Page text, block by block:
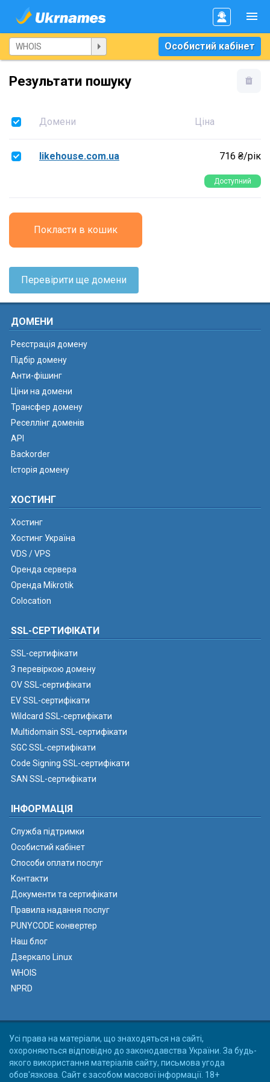
Особистий кабінет
Результати пошуку
Домени Ціна
likehouse.com.ua 716 ₴/рік
Доступний
Покласти в кошик
Перевірити ще домени
ДОМЕНИ
Реєстрація домену
Підбір домену
Анти-фішинг
Ціни на домени
Трансфер домену
Реселлінг доменів
API
Backorder
Історія домену
ХОСТИНГ
Хостинг
Хостинг Україна
VDS / VPS
Оренда сервера
Оренда Mikrotik
Colocation
SSL-СЕРТИФІКАТИ
SSL-сертифікати
З перевіркою домену
OV SSL-сертифікати
EV SSL-сертифікати
Wildcard SSL-сертифікати
Multidomain SSL-сертифікати
SGC SSL-сертифікати
Code Signing SSL-сертифікати
SAN SSL-сертифікати
ІНФОРМАЦІЯ
Служба підтримки
Особистий кабінет
Способи оплати послуг
Контакти
Документи та сертифікати
Правила надання послуг
PUNYCODE конвертер
Наш блог
Дзеркало Linux
WHOIS
NPRD
Усі права на матеріали, що знаходяться на сайті,
охороняються відповідно до законодавства України. За будь-
якого використання матеріалів сайту, письмова угода
обов'язкова. Сайт є засобом масової інформації. 18+